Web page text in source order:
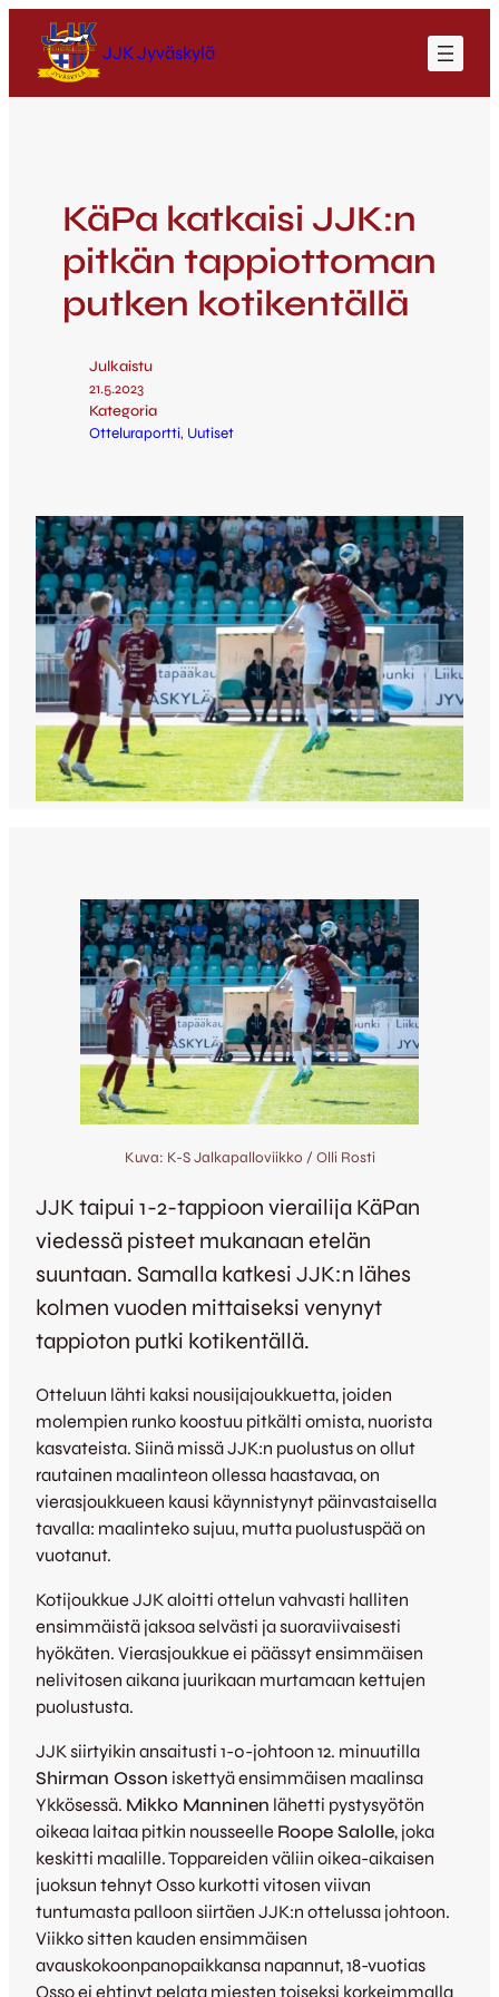
JJK Jyväskylä
KäPa katkaisi JJK:n
pitkän tappiottoman
putken kotikentällä
Julkaistu
21.5.2023
Kategoria
Otteluraportti, Uutiset
Kuva: K-S Jalkapalloviikko / Olli Rosti
JJK taipui 1-2-tappioon vierailija KäPan
viedessä pisteet mukanaan etelän
suuntaan. Samalla katkesi JJK:n lähes
kolmen vuoden mittaiseksi venynyt
tappioton putki kotikentällä.
Otteluun lähti kaksi nousijajoukkuetta, joiden
molempien runko koostuu pitkälti omista, nuorista
kasvateista. Siinä missä JJK:n puolustus on ollut
rautainen maalinteon ollessa haastavaa, on
vierasjoukkueen kausi käynnistynyt päinvastaisella
tavalla: maalinteko sujuu, mutta puolustuspää on
vuotanut.
Kotijoukkue JJK aloitti ottelun vahvasti halliten
ensimmäistä jaksoa selvästi ja suoraviivaisesti
hyökäten. Vierasjoukkue ei päässyt ensimmäisen
nelivitosen aikana juurikaan murtamaan kettujen
puolustusta.
JJK siirtyikin ansaitusti 1-0-johtoon 12. minuutilla
Shirman Osson iskettyä ensimmäisen maalinsa
Ykkösessä. Mikko Manninen lähetti pystysyötön
oikeaa laitaa pitkin nousseelle Roope Salolle, joka
keskitti maalille. Toppareiden väliin oikea-aikaisen
juoksun tehnyt Osso kurkotti vitosen viivan
tuntumasta palloon siirtäen JJK:n ottelussa johtoon.
Viikko sitten kauden ensimmäisen
avauskokoonpanopaikkansa napannut, 18-vuotias
Osso ei ehtinyt pelata miesten toiseksi korkeimmalla